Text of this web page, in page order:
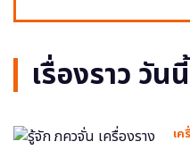
เรื่องราว วันนี้
เค